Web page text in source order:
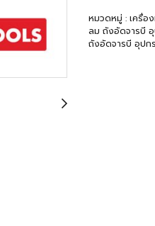
หมวดหมู่ : เครื่อ
ลม ถังอัดจารบี
ถังอัดจารบี อุป